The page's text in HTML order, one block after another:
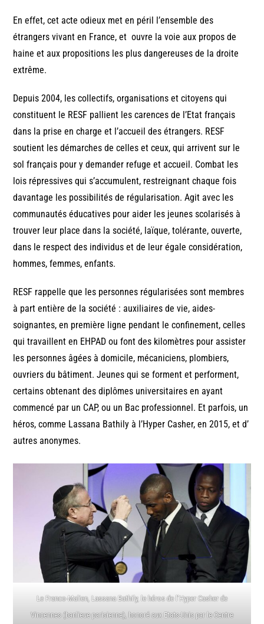
En effet, cet acte odieux met en péril l’ensemble des
étrangers vivant en France, et ouvre la voie aux propos de
haine et aux propositions les plus dangereuses de la droite
extrême.
Depuis 2004, les collectifs, organisations et citoyens qui
constituent le RESF pallient les carences de l’Etat français
dans la prise en charge et l’accueil des étrangers. RESF
soutient les démarches de celles et ceux, qui arrivent sur le
sol français pour y demander refuge et accueil. Combat les
lois répressives qui s’accumulent, restreignant chaque fois
davantage les possibilités de régularisation. Agit avec les
communautés éducatives pour aider les jeunes scolarisés à
trouver leur place dans la société, laïque, tolérante, ouverte,
dans le respect des individus et de leur égale considération,
hommes, femmes, enfants.
RESF rappelle que les personnes régularisées sont membres
à part entière de la société : auxiliaires de vie, aides-
soignantes, en première ligne pendant le confinement, celles
qui travaillent en EHPAD ou font des kilomètres pour assister
les personnes âgées à domicile, mécaniciens, plombiers,
ouvriers du bâtiment. Jeunes qui se forment et performent,
certains obtenant des diplômes universitaires en ayant
commencé par un CAP, ou un Bac professionnel. Et parfois, un
héros, comme Lassana Bathily à l’Hyper Casher, en 2015, et d’
autres anonymes.
Le Franco-Malien, Lassana Bathily, le héros de l’Hyper Casher de
Vincennes (banlieue parisienne), honoré aux Etats-Unis par le Centre